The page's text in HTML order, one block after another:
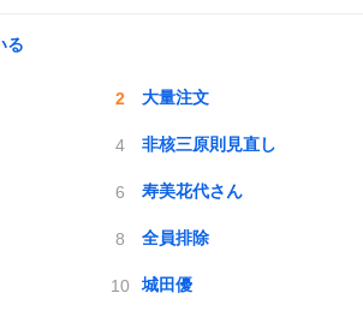
る
大量注文
非核三原則見直し
寿美花代さん
全員排除
城田優